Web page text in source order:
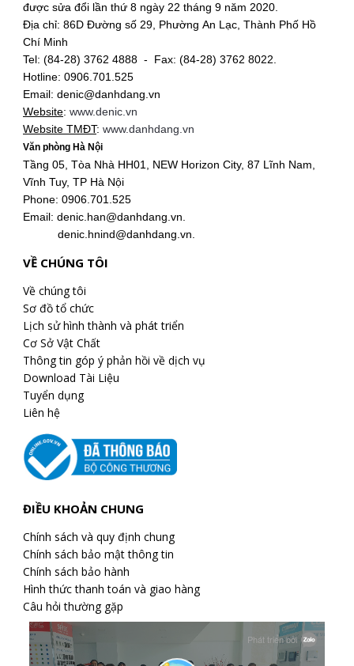
được sửa đổi lần thứ 8 ngày 22 tháng 9 năm 2020.
Địa chỉ: 86D Đường số 29, Phường An Lạc, Thành Phố Hồ
Chí Minh
Tel: (84-28) 3762 4888 - Fax: (84-28) 3762 8022.
Hotline: 0906.701.525
Email: denic@danhdang.vn
Website: www.denic.vn
Website TMĐT: www.danhdang.vn
Văn phòng Hà Nội
Tầng 05, Tòa Nhà HH01, NEW Horizon City, 87 Lĩnh Nam,
Vĩnh Tuy, TP Hà Nội
Phone: 0906.701.525
Email: denic.han@danhdang.vn.
denic.hnind@danhdang.vn.
VỀ CHÚNG TÔI
Về chúng tôi
Sơ đồ tổ chức
Lịch sử hình thành và phát triển
Cơ Sở Vật Chất
Thông tin góp ý phản hồi về dịch vụ
Download Tài Liệu
Tuyển dụng
Liên hệ
ĐIỀU KHOẢN CHUNG
Chính sách và quy định chung
Chính sách bảo mật thông tin
Chính sách bảo hành
Hình thức thanh toán và giao hàng
Câu hỏi thường gặp